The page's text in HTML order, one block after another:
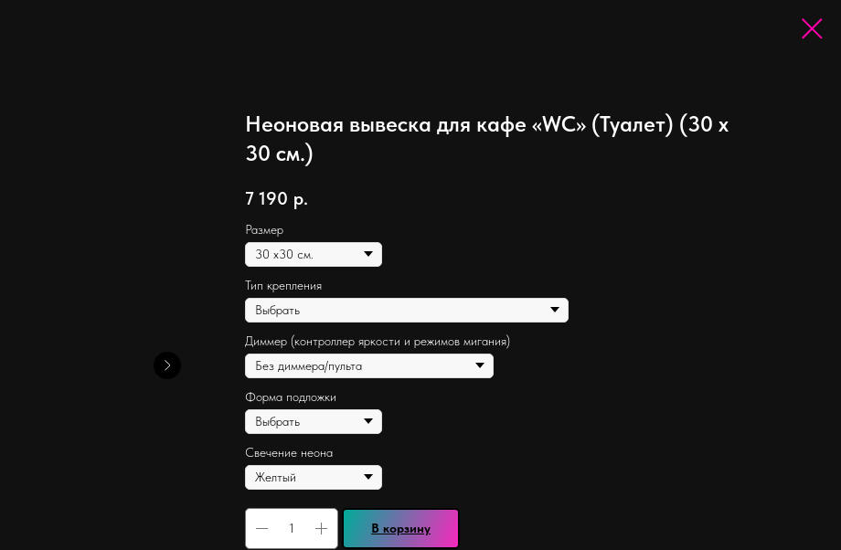
Неоновая вывеска для кафе «WC» (Туалет) (30 х
30 см.)
7 190 р.
Размер
Тип крепления
Диммер (контроллер яркости и режимов мигания)
Форма подложки
Свечение неона
В корзину